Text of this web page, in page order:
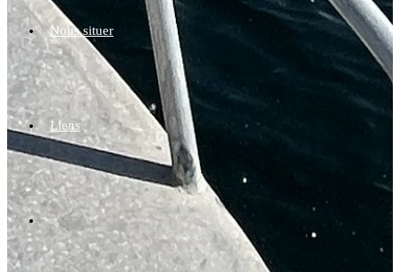
Nous situer
Liens
Toggle